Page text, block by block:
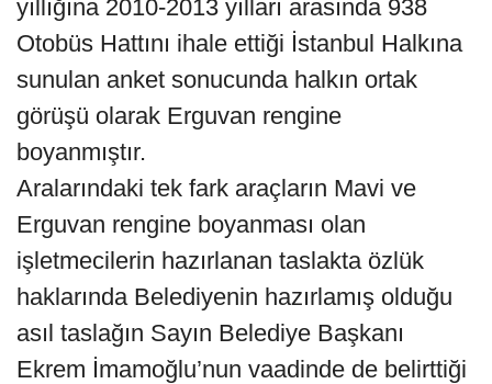
yıllığına 2010-2013 yılları arasında 938
Otobüs Hattını ihale ettiği İstanbul Halkına
sunulan anket sonucunda halkın ortak
görüşü olarak Erguvan rengine
boyanmıştır.
Aralarındaki tek fark araçların Mavi ve
Erguvan rengine boyanması olan
işletmecilerin hazırlanan taslakta özlük
haklarında Belediyenin hazırlamış olduğu
asıl taslağın Sayın Belediye Başkanı
Ekrem İmamoğlu’nun vaadinde de belirttiği